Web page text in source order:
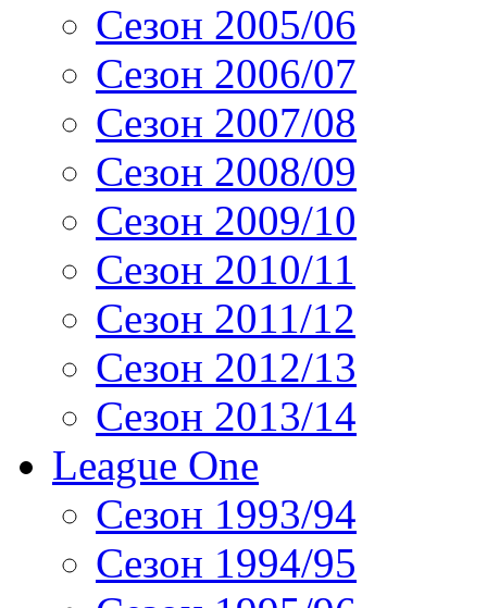
Сезон 2005/06
Сезон 2006/07
Сезон 2007/08
Сезон 2008/09
Сезон 2009/10
Сезон 2010/11
Сезон 2011/12
Сезон 2012/13
Сезон 2013/14
League One
Сезон 1993/94
Сезон 1994/95